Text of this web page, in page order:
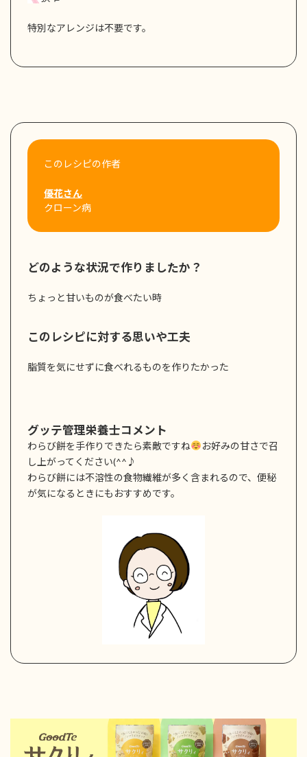
特別なアレンジは不要です。
このレシピの作者
優花さん
クローン病
どのような状況で作りましたか？
ちょっと甘いものが食べたい時
このレシピに対する思いや工夫
脂質を気にせずに食べれるものを作りたかった
グッテ管理栄養士コメント
わらび餅を手作りできたら素敵ですね
お好みの甘さで召
し上がってください(^^♪
わらび餅には不溶性の食物繊維が多く含まれるので、便秘
が気になるときにもおすすめです。